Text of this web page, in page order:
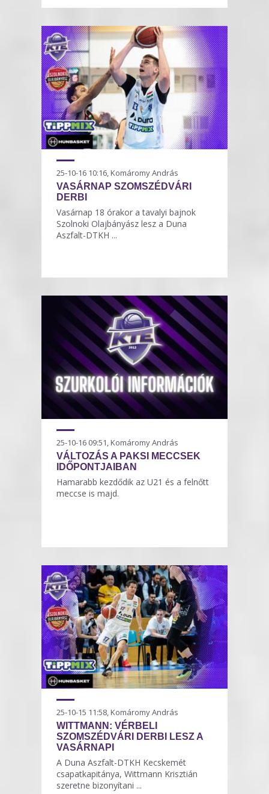
25-10-16 10:16, Komáromy András
VASÁRNAP SZOMSZÉDVÁRI
DERBI
Vasárnap 18 órakor a tavalyi bajnok
Szolnoki Olajbányász lesz a Duna
Aszfalt-DTKH ...
25-10-16 09:51, Komáromy András
VÁLTOZÁS A PAKSI MECCSEK
IDŐPONTJAIBAN
Hamarabb kezdődik az U21 és a felnőtt
meccse is majd.
25-10-15 11:58, Komáromy András
WITTMANN: VÉRBELI
SZOMSZÉDVÁRI DERBI LESZ A
VASÁRNAPI
A Duna Aszfalt-DTKH Kecskemét
csapatkapitánya, Wittmann Krisztián
szeretne bizonyítani ...